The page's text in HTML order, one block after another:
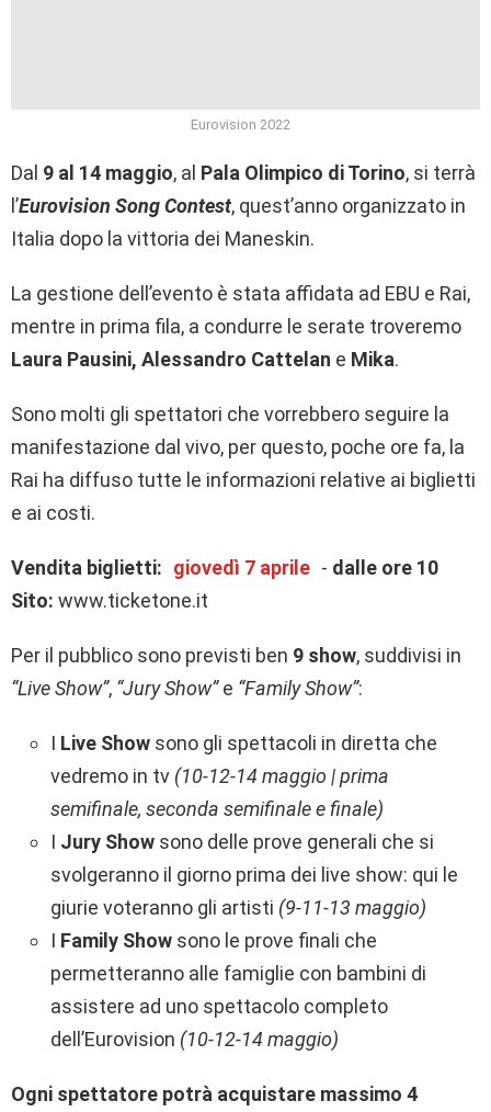
Eurovision 2022
Dal 9 al 14 maggio, al Pala Olimpico di Torino, si terrà
l’Eurovision Song Contest, quest’anno organizzato in
Italia dopo la vittoria dei Maneskin.
La gestione dell’evento è stata affidata ad EBU e Rai,
mentre in prima fila, a condurre le serate troveremo
Laura Pausini, Alessandro Cattelan e Mika.
Sono molti gli spettatori che vorrebbero seguire la
manifestazione dal vivo, per questo, poche ore fa, la
Rai ha diffuso tutte le informazioni relative ai biglietti
e ai costi.
Vendita biglietti: giovedì 7 aprile - dalle ore 10
Sito: www.ticketone.it
Per il pubblico sono previsti ben 9 show, suddivisi in
“Live Show”, “Jury Show”e “Family Show”:
I Live Show sono gli spettacoli in diretta che
vedremo in tv (10-12-14 maggio | prima
semifinale, seconda semifinale e finale)
I Jury Show sono delle prove generali che si
svolgeranno il giorno prima dei live show: qui le
giurie voteranno gli artisti (9-11-13 maggio)
I Family Show sono le prove finali che
permetteranno alle famiglie con bambini di
assistere ad uno spettacolo completo
dell’Eurovision (10-12-14 maggio)
Ogni spettatore potrà acquistare massimo 4